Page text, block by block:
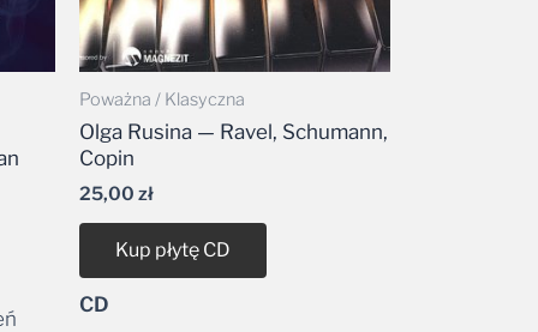
Poważna / Klasyczna
Olga Rusina — Ravel, Schumann,
Copin
25,00 zł
Kup płytę CD
CD